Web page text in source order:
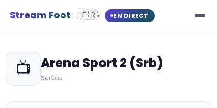
Stream Foot 🇫🇷▾ EN DIRECT
📺 Arena Sport 2 (Srb)
Serbia